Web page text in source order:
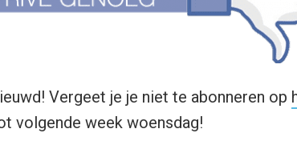
Vergeet je je niet te abonneren op
volgende week woensdag!